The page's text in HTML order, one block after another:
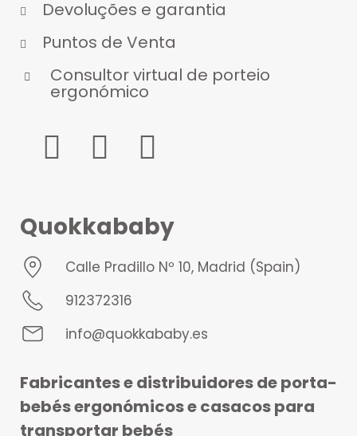
Devoluções e garantia
Puntos de Venta
Consultor virtual de porteio
ergonómico
Quokkababy
Calle Pradillo Nº 10, Madrid (Spain)
912372316
info@quokkababy.es
Fabricantes e distribuidores de porta-
bebés ergonómicos e casacos para
transportar bebés